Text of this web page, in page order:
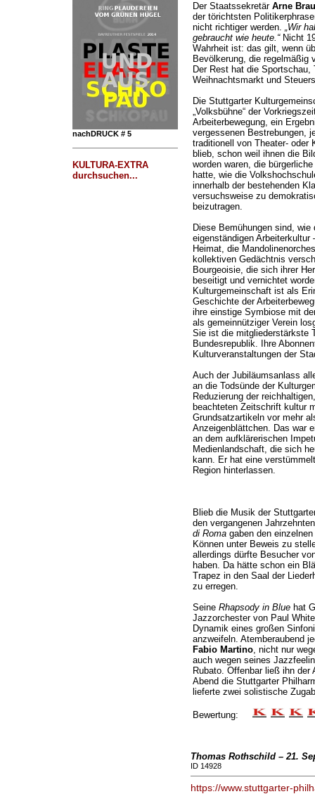
nachDRUCK # 5
KULTURA-EXTRA
durchsuchen...
Der Staatssekretär Arne
der törichtsten
nicht richtiger werden. „Wir
gebraucht wie heute.“Nicht
Wahrheit ist: das gilt, wenn
Bevölkerung, die regelmäßig
Der Rest hat die
Weihnachtsmarkt und
Die Stuttgarter
„Volksbühne“ der
Arbeiterbewegung, ein
vergessenen Bestrebungen,
traditionell von Theater- oder
blieb, schon weil ihnen die
worden waren, die
hatte, wie die
innerhalb der bestehenden
versuchsweise zu
beizutragen.
Diese Bemühungen sind,
eigenständigen
Heimat, die
kollektiven Gedächtnis
Bourgeoisie, die sich ihrer
beseitigt und vernichtet
Kulturgemeinschaft ist als
Geschichte der
ihre einstige Symbiose mit
als gemeinnütziger Verein
Sie ist die mitgliederstärkste
Bundesrepublik. Ihre
Kulturveranstaltungen der
Auch der Jubiläumsanlass
an die Todsünde der
Reduzierung der
beachteten Zeitschrift kultur
Grundsatzartikeln vor mehr
Anzeigenblättchen. Das war
an dem aufklärerischen
Medienlandschaft, die sich
kann. Er hat eine
Region hinterlassen.
Blieb die Musik der
den vergangenen
di Romagaben den einzelnen
Können unter Beweis zu
allerdings dürfte Besucher
haben. Da hätte schon ein
Trapez in den Saal der
zu erregen.
Seine Rhapsody in Bluehat
Jazzorchester von Paul
Dynamik eines großen
anzweifeln. Atemberaubend
Fabio Martino, nicht nur
auch wegen seines
Rubato. Offenbar ließ ihn
Abend die Stuttgarter
lieferte zwei solistische
Bewertung:
Thomas Rothschild – 21.
ID 14928
https://www.stuttgarter-